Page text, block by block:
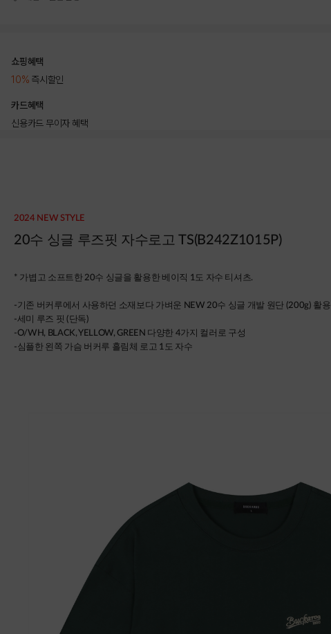
쇼핑혜택
10% 즉시할인
카드혜택
신용카드 무이자 혜택
2024 NEW STYLE
20수 싱글 루즈핏 자수로고 TS(B242Z1015P)
* 가볍고 소프트한 20수 싱글을 활용한 베이직 1도 자수 티셔츠.
-기존 버커루에서 사용하던 소재보다 가벼운 NEW 20수 싱글 개발 원단 (200g) 활용
-세미 루즈 핏 (단독)
-O/WH, BLACK, YELLOW, GREEN 다양한 4가지 컬러로 구성
-심플한 왼쪽 가슴 버커루 흘림체 로고 1도 자수